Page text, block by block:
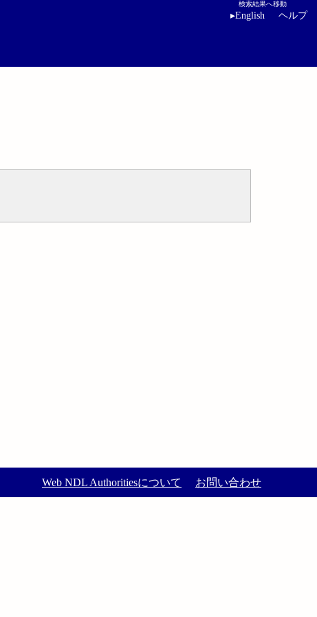
検索結果へ移動
▸English ヘルプ
Web NDL Authoritiesについて お問い合わせ